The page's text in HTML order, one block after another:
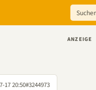
17 20:50#3244973
ANZEIGE